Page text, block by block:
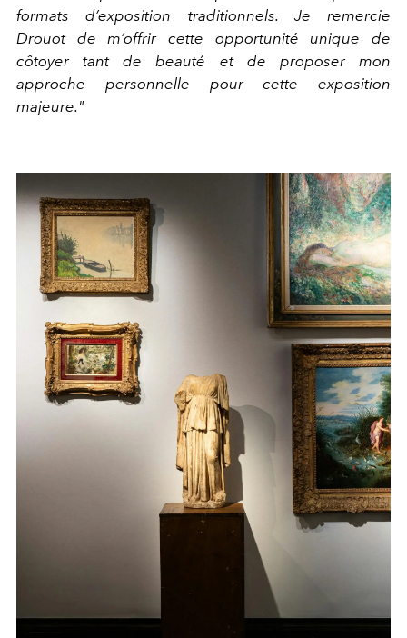
formats d’exposition traditionnels. Je remercie
Drouot de m’offrir cette opportunité unique de
côtoyer tant de beauté et de proposer mon
approche personnelle pour cette exposition
majeure."